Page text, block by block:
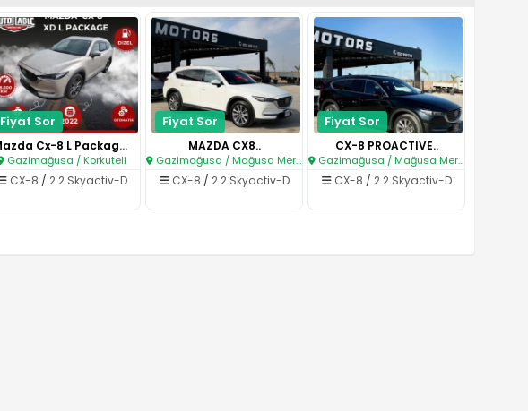
Fiyat Sor
Mazda Cx-8 L Package..
Gazimağusa / Korkuteli
CX-8 / 2.2 Skyactiv-D
Fiyat Sor
MAZDA CX8..
Gazimağusa / Mağusa Merkez
CX-8 / 2.2 Skyactiv-D
Fiyat Sor
CX-8 PROACTIVE..
Gazimağusa / Mağusa Merkez
CX-8 / 2.2 Skyactiv-D